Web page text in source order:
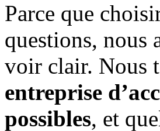
Parce que
questions, nous
voir clair. Nous
entreprise
possibles, et